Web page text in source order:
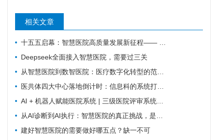
相关文章
十五五启幕：智慧医院高质量发展新征程—— 新一代 HIS/EMR + AI + 大数据，如何成为公立医院的新引擎？
Deepseek全面接入智慧医院，需要过三关
从智慧医院到数智医院：医疗数字化转型的范式跃迁
医共体四大中心落地倒计时：信息科的系统打通清单来了
AI + 机器人赋能医院系统 | 三级医院评审系统重塑：从突击迎检到长效提质
从AI诊断到AI执行：智慧医院的真正挑战，是流程重塑
建好智慧医院的需要做好哪五点？缺一不可